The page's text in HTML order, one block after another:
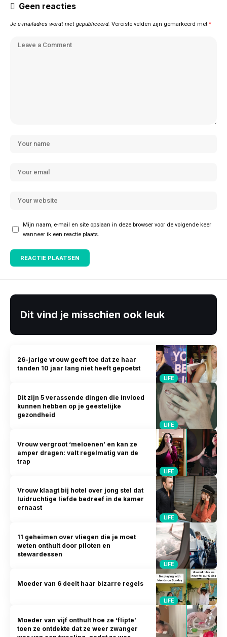
Geen reacties
Je e-mailadres wordt niet gepubliceerd. Vereiste velden zijn gemarkeerd met *
Mijn naam, e-mail en site opslaan in deze browser voor de volgende keer
wanneer ik een reactie plaats.
Dit vind je misschien ook leuk
LIFE
26-jarige vrouw geeft toe dat ze haar
tanden 10 jaar lang niet heeft gepoetst
LIFE
Dit zijn 5 verassende dingen die invloed
kunnen hebben op je geestelijke
gezondheid
LIFE
Vrouw vergroot ‘meloenen’ en kan ze
amper dragen: valt regelmatig van de
trap
LIFE
Vrouw klaagt bij hotel over jong stel dat
luidruchtige liefde bedreef in de kamer
ernaast
LIFE
11 geheimen over vliegen die je moet
weten onthult door piloten en
stewardessen
LIFE
Moeder van 6 deelt haar bizarre regels
Moeder van vijf onthult hoe ze ‘flipte’
toen ze ontdekte dat ze weer zwanger